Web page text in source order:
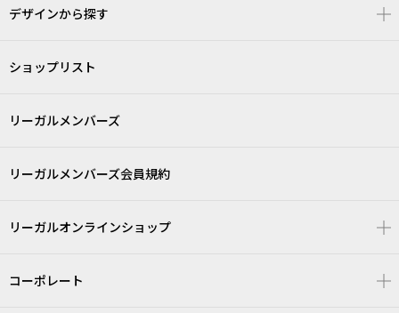
デザインから探す
ショップリスト
リーガルメンバーズ
リーガルメンバーズ会員規約
リーガルオンラインショップ
コーポレート